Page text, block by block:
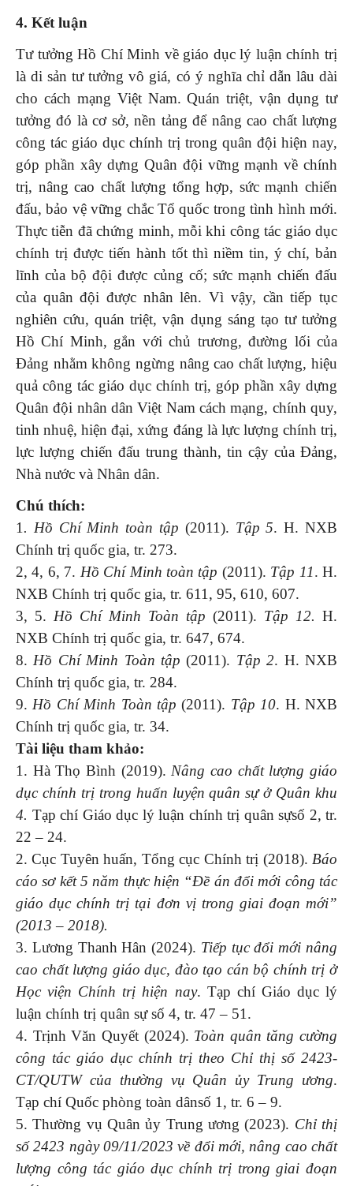
4. Kết luận
Tư tưởng Hồ Chí Minh về giáo dục lý luận chính trị
là di sản tư tưởng vô giá, có ý nghĩa chỉ dẫn lâu dài
cho cách mạng Việt Nam. Quán triệt, vận dụng tư
tưởng đó là cơ sở, nền tảng để nâng cao chất lượng
công tác giáo dục chính trị trong quân đội hiện nay,
góp phần xây dựng Quân đội vững mạnh về chính
trị, nâng cao chất lượng tổng hợp, sức mạnh chiến
đấu, bảo vệ vững chắc Tổ quốc trong tình hình mới.
Thực tiễn đã chứng minh, mỗi khi công tác giáo dục
chính trị được tiến hành tốt thì niềm tin, ý chí, bản
lĩnh của bộ đội được củng cố; sức mạnh chiến đấu
của quân đội được nhân lên. Vì vậy, cần tiếp tục
nghiên cứu, quán triệt, vận dụng sáng tạo tư tưởng
Hồ Chí Minh, gắn với chủ trương, đường lối của
Đảng nhằm không ngừng nâng cao chất lượng, hiệu
quả công tác giáo dục chính trị, góp phần xây dựng
Quân đội nhân dân Việt Nam cách mạng, chính quy,
tinh nhuệ, hiện đại, xứng đáng là lực lượng chính trị,
lực lượng chiến đấu trung thành, tin cậy của Đảng,
Nhà nước và Nhân dân.
Chú thích:
1 . Hồ Chí Minh toàn tập (2011). Tập 5. H. NXB
Chính trị quốc gia, tr. 273.
2, 4, 6, 7. Hồ Chí Minh toàn tập (2011). Tập 11. H.
NXB Chính trị quốc gia, tr. 611, 95, 610, 607.
3, 5. Hồ Chí Minh Toàn tập (2011). Tập 12. H.
NXB Chính trị quốc gia, tr. 647, 674.
8. Hồ Chí Minh Toàn tập (2011). Tập 2. H. NXB
Chính trị quốc gia, tr. 284.
9. Hồ Chí Minh Toàn tập (2011). Tập 10. H. NXB
Chính trị quốc gia, tr. 34.
Tài liệu tham khảo:
1. Hà Thọ Bình (2019). Nâng cao chất lượng giáo
dục chính trị trong huấn luyện quân sự ở Quân khu
4. Tạp chí Giáo dục lý luận chính trị quân sựsố 2, tr.
22 – 24.
2. Cục Tuyên huấn, Tổng cục Chính trị (2018). Báo
cáo sơ kết 5 năm thực hiện “Đề án đổi mới công tác
giáo dục chính trị tại đơn vị trong giai đoạn mới”
(2013 – 2018).
3. Lương Thanh Hân (2024). Tiếp tục đổi mới nâng
cao chất lượng giáo dục, đào tạo cán bộ chính trị ở
Học viện Chính trị hiện nay. Tạp chí Giáo dục lý
luận chính trị quân sự số 4, tr. 47 – 51.
4. Trịnh Văn Quyết (2024). Toàn quân tăng cường
công tác giáo dục chính trị theo Chỉ thị số 2423-
CT/QUTW của thường vụ Quân ủy Trung ương.
Tạp chí Quốc phòng toàn dânsố 1, tr. 6 – 9.
5. Thường vụ Quân ủy Trung ương (2023). Chỉ thị
số 2423 ngày 09/11/2023 về đổi mới, nâng cao chất
lượng công tác giáo dục chính trị trong giai đoạn